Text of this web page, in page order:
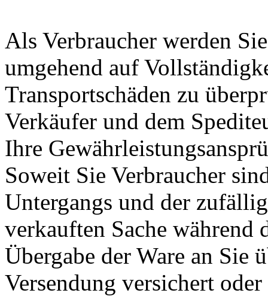
Als Verbraucher werden
umgehend auf
Transportschäden zu
Verkäufer und dem
Ihre
Soweit Sie Verbraucher
Untergangs und der
verkauften Sache während
Übergabe der Ware an Sie
Versendung versichert